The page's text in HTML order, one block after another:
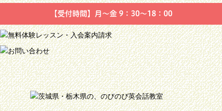
【受付時間】月～金 9：30～18：00